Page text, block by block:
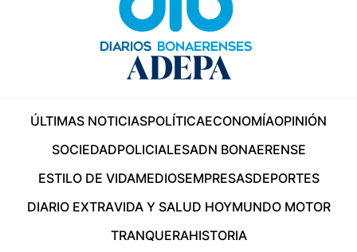
ÚLTIMAS NOTICIASPOLÍTICAECONOMÍAOPINIÓN
SOCIEDADPOLICIALESADN BONAERENSE
ESTILO DE VIDAMEDIOSEMPRESASDEPORTES
DIARIO EXTRAVIDA Y SALUD HOYMUNDO MOTOR
TRANQUERAHISTORIA